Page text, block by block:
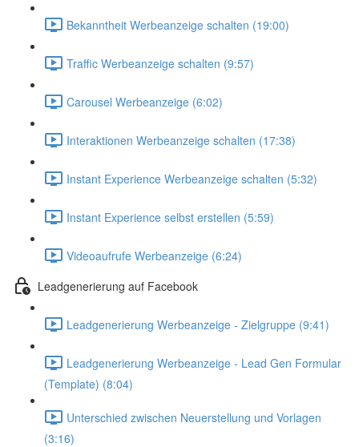
Bekanntheit Werbeanzeige schalten (19:00)
Traffic Werbeanzeige schalten (9:57)
Carousel Werbeanzeige (6:02)
Interaktionen Werbeanzeige schalten (17:38)
Instant Experience Werbeanzeige schalten (5:32)
Instant Experience selbst erstellen (5:59)
Videoaufrufe Werbeanzeige (6:24)
Leadgenerierung auf Facebook
Leadgenerierung Werbeanzeige - Zielgruppe (9:41)
Leadgenerierung Werbeanzeige - Lead Gen Formular
(Template) (8:04)
Unterschied zwischen Neuerstellung und Vorlagen
(3:16)